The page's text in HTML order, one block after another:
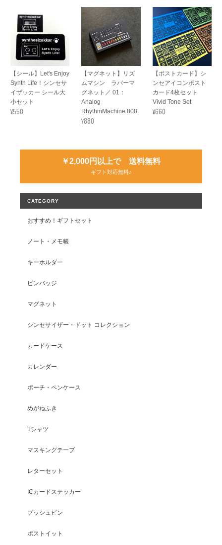
【シール】Let's Enjoy
Synth Life！シンセサ
イザッカー シール大
小セット
¥550
【マグネット】リズ
ムマシン ラバーマ
グネット／ 01：
Analog
RhythmMachine 808
¥880
【ポストカード】シ
ンセアイコンポスト
カード4枚セット
Vivid Tone Set
¥660
￥2,000円以上で 送料無料
ギフト対応無料♪
CATEGORY
おすすめ！ギフトセット
ノート・メモ帳
キーホルダー
ピンバッジ
マグネット
シンセサイザー・ドット コレクション
カードケース
カレンダー
ポーチ・ペンケース
めがねふき
Tシャツ
マスキングテープ
レターセット
ICカードステッカー
プッシュピン
ポストイット